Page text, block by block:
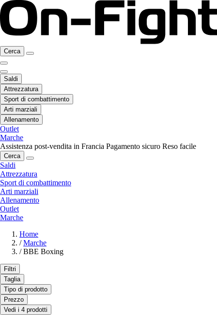
Cerca
Saldi
Attrezzatura
Sport di combattimento
Arti marziali
Allenamento
Outlet
Marche
Assistenza post-vendita in Francia Pagamento sicuro Reso facile
Cerca
Saldi
Attrezzatura
Sport di combattimento
Arti marziali
Allenamento
Outlet
Marche
Home
/ Marche
/ BBE Boxing
Filtri
Taglia
Tipo di prodotto
Prezzo
Vedi i 4 prodotti